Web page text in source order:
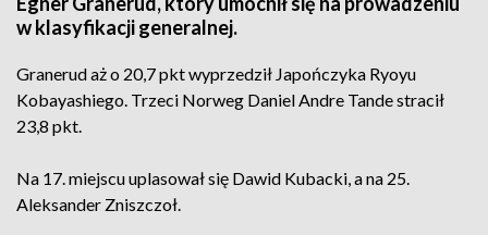
w klasyfikacji generalnej.
Granerud aż o 20,7 pkt wyprzedził Japończyka Ryoyu
Kobayashiego. Trzeci Norweg Daniel Andre Tande stracił
23,8 pkt.
Na 17. miejscu uplasował się Dawid Kubacki, a na 25.
Aleksander Zniszczoł.